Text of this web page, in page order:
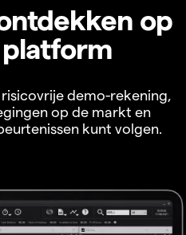
op
demo-rekening,
op de markt en
kunt volgen.